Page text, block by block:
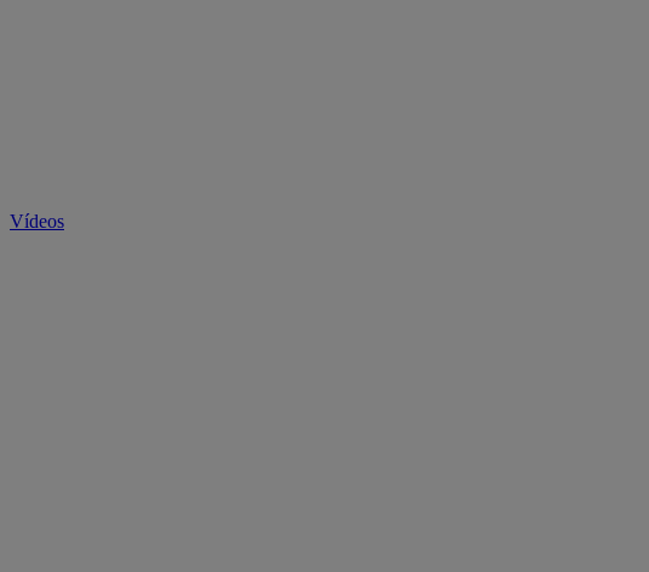
Vídeos